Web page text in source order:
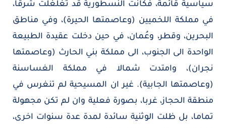
سياسية قائمة، فكانت النسطورية قد تغلغلت شرقا،
في مملكة اللخميين (وعاصمتها الحيرة)، وفي مناطق
البحرين، وقطر، وعُمان، في حين دخلت عقيدة الطبيعة
الواحدة الى الجنوب، الى مملكة بني الحارث (وعاصمتها
نجران)، وامتدت شمالا في مملكة الغساسنة
(وعاصمتها الجابية). غير ان المسيحية لم تنغرس في
منطقة الحجاز، غربا، بصورة فعلية وان لم تكن مجهولة
تماما، بل ظلت الوثنية سائدة لمدة عدة سنوات اخرى،